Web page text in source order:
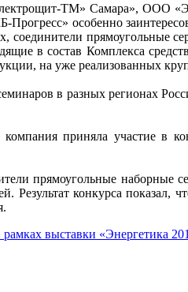
ТМ» Самара», ООО
особенно
соединители
в состав Комплекса
на уже реализованных
в разных регионах
приняла участие в
прямоугольные
Результат конкурса